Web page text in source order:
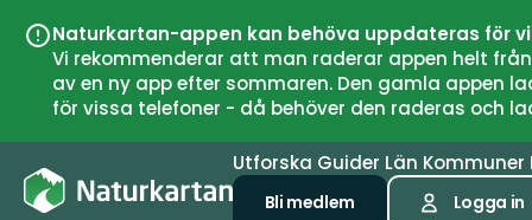
Naturkartan-appen kan behöva uppdateras för
Vi rekommenderar att man raderar appen helt
av en ny app efter sommaren. Den gamla
för vissa telefoner - då behöver den raderas och
Utforska Guider Län Kommuner
Bli medlem Logga in